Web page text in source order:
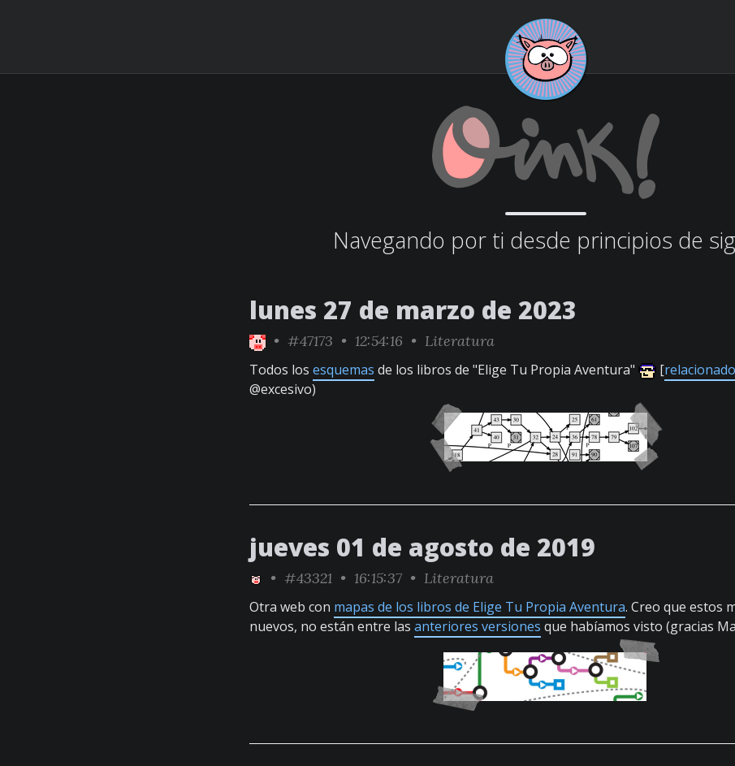
Navegando por ti desde principios de
lunes 27 de marzo de 2023
• #47173 • 12:54:16 • Literatura
Todos los esquemas de los libros de "Elige Tu Propia Aventura" [
@excesivo)
jueves 01 de agosto de 2019
• #43321 • 16:15:37 • Literatura
Otra web con mapas de los libros de Elige Tu Propia Aventura. Creo que estos
nuevos, no están entre las anteriores versiones que habíamos visto (gracias